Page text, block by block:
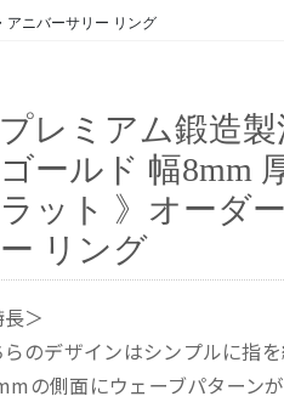
アニバーサリー リング
プレミアム鍛造
ールド 幅8mm
ット 》オーダ
リング
＞
らのデザインはシンプルに指
の側面にウェーブパターン